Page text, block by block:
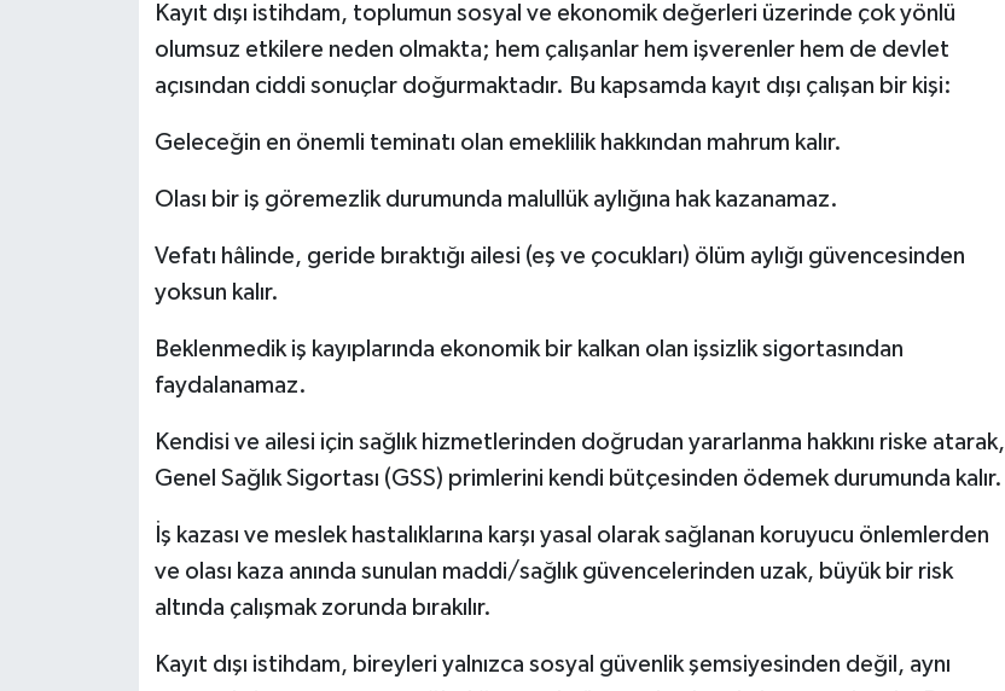
Kayıt dışı istihdam, toplumun sosyal ve ekonomik değerleri üzerinde çok yönlü
olumsuz etkilere neden olmakta; hem çalışanlar hem işverenler hem de devlet
açısından ciddi sonuçlar doğurmaktadır. Bu kapsamda kayıt dışı çalışan bir kişi:
Geleceğin en önemli teminatı olan emeklilik hakkından mahrum kalır.
Olası bir iş göremezlik durumunda malullük aylığına hak kazanamaz.
Vefatı hâlinde, geride bıraktığı ailesi (eş ve çocukları) ölüm aylığı güvencesinden
yoksun kalır.
Beklenmedik iş kayıplarında ekonomik bir kalkan olan işsizlik sigortasından
faydalanamaz.
Kendisi ve ailesi için sağlık hizmetlerinden doğrudan yararlanma hakkını riske atarak,
Genel Sağlık Sigortası (GSS) primlerini kendi bütçesinden ödemek durumunda kalır.
İş kazası ve meslek hastalıklarına karşı yasal olarak sağlanan koruyucu önlemlerden
ve olası kaza anında sunulan maddi/sağlık güvencelerinden uzak, büyük bir risk
altında çalışmak zorunda bırakılır.
Kayıt dışı istihdam, bireyleri yalnızca sosyal güvenlik şemsiyesinden değil, aynı